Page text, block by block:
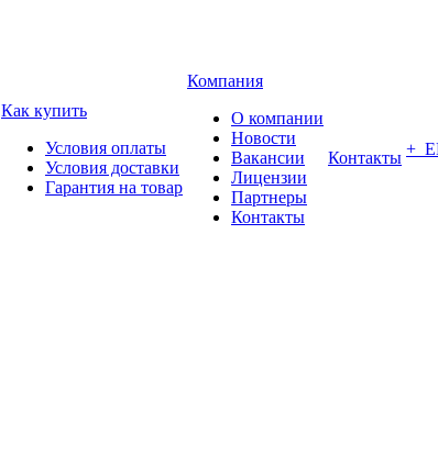
Как купить
Условия оплаты
Условия доставки
Гарантия на товар
Компания
О компании
Новости
Вакансии
Лицензии
Партнеры
Контакты
Контакты +